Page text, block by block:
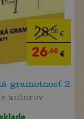
28,00 €
26,60 €
gramotnosť 2
autorov